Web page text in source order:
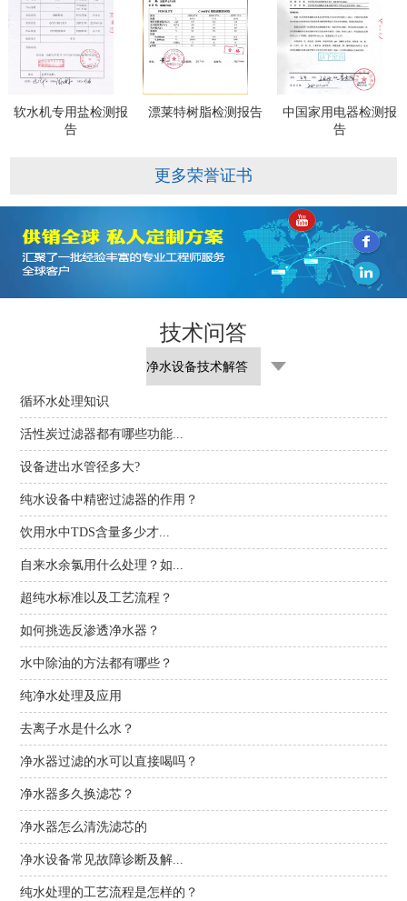
软水机专用盐检测报
告
漂莱特树脂检测报告
中国家用电器检测报
告
更多荣誉证书
技术问答
循环水处理知识
活性炭过滤器都有哪些功能...
设备进出水管径多大?
纯水设备中精密过滤器的作用？
饮用水中TDS含量多少才...
自来水余氯用什么处理？如...
超纯水标准以及工艺流程？
如何挑选反渗透净水器？
水中除油的方法都有哪些？
纯净水处理及应用
去离子水是什么水？
净水器过滤的水可以直接喝吗？
净水器多久换滤芯？
净水器怎么清洗滤芯的
净水设备常见故障诊断及解...
纯水处理的工艺流程是怎样的？